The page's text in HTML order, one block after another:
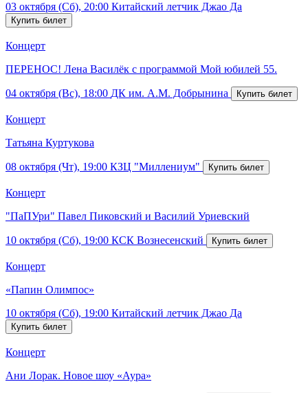
03 октября (Сб), 20:00 Китайский летчик Джао Да
Концерт
ПЕРЕНОС! Лена Василёк с программой Мой юбилей 55.
04 октября (Вс), 18:00 ДК им. А.М. Добрынина
Концерт
Татьяна Куртукова
08 октября (Чт), 19:00 КЗЦ "Миллениум"
Концерт
"ПаПУри" Павел Пиковский и Василий Уриевский
10 октября (Сб), 19:00 КСК Вознесенский
Концерт
«Папин Олимпос»
10 октября (Сб), 19:00 Китайский летчик Джао Да
Концерт
Ани Лорак. Новое шоу «Аура»